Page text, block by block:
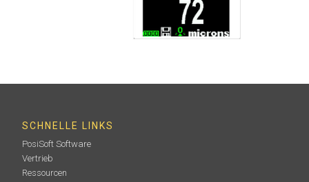
SCHNELLE LINKS
PosiSoft Software
Vertrieb
Ressourcen